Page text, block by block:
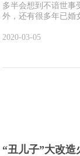
多半会想到不谙世事
外，还有很多年已婚
2020-03-05
“丑儿子”大改